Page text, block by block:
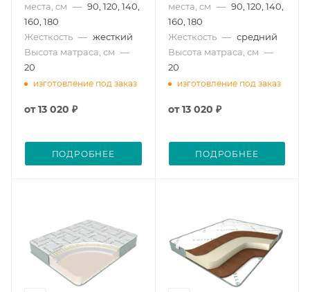
места, см — 90, 120, 140,
160, 180
Жесткость — жесткий
Высота матраса, см —
20
изготовление под заказ
от13 020 ₽
ПОДРОБНЕЕ
места, см — 90, 120, 140,
160, 180
Жесткость — средний
Высота матраса, см —
20
изготовление под заказ
от13 020 ₽
ПОДРОБНЕЕ